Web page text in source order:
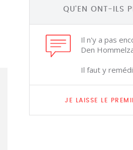
QU'EN ONT-ILS
Il n'y a pas
Den
Il faut y
JE LAISSE LE